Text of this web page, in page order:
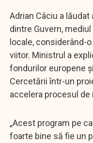
Adrian Câciu a
dintre Guvern,
locale, considerând-
viitor. Ministrul a
fondurilor europene
Cercetării într-un
accelera procesul de
„Acest program pe
foarte bine să fie un